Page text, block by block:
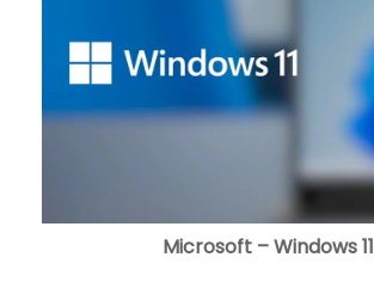
Microsoft – Windows 11